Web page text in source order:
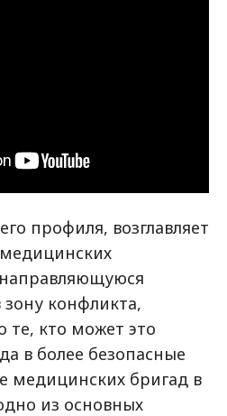
профиля, возглавляет
конфликта,
те, кто может это
в более безопасные
медицинских бригад в
из основных